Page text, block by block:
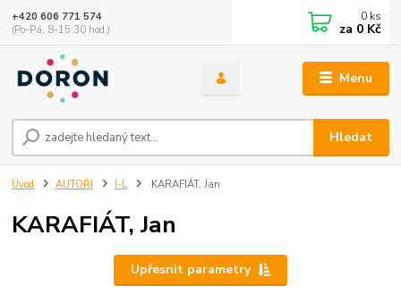
Menu
Hledat
+420 606 771 574
(Po-Pá, 8-15:30 hod.)
0 ks
za 0 Kč
Úvod AUTOŘI I-L KARAFIÁT, Jan
KARAFIÁT, Jan
Upřesnit parametry